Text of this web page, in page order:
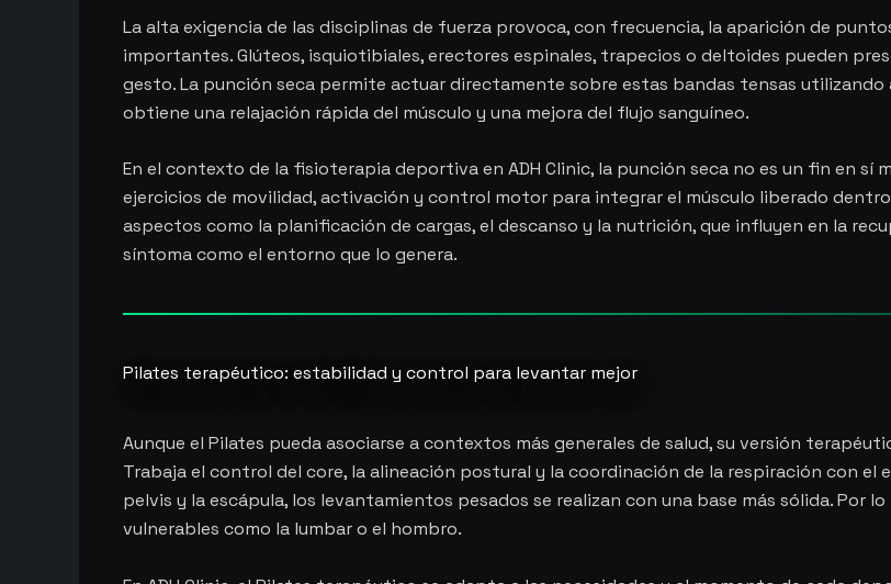
La alta exigencia de las disciplinas de fuerza provoca, con frecuencia, la aparición de
importantes. Glúteos, isquiotibiales, erectores espinales, trapecios o deltoides pueden
gesto. La punción seca permite actuar directamente sobre estas bandas tensas utilizando
obtiene una relajación rápida del músculo y una mejora del flujo sanguíneo.
En el contexto de la fisioterapia deportiva en ADH Clinic, la punción seca no es un fin en sí
ejercicios de movilidad, activación y control motor para integrar el músculo liberado
aspectos como la planificación de cargas, el descanso y la nutrición, que influyen en la
síntoma como el entorno que lo genera.
Pilates terapéutico: estabilidad y control para levantar mejor
Aunque el Pilates pueda asociarse a contextos más generales de salud, su versión
Trabaja el control del core, la alineación postural y la coordinación de la respiración con el
pelvis y la escápula, los levantamientos pesados se realizan con una base más sólida. Por
vulnerables como la lumbar o el hombro.